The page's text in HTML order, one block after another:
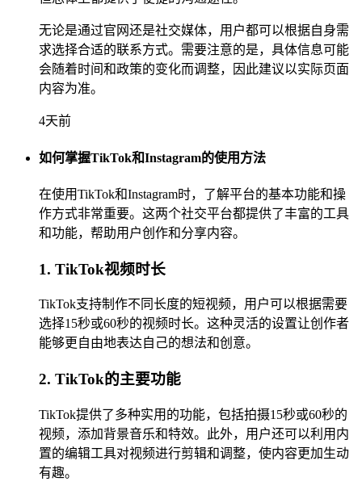
无论是通过官网还是社交媒体，用户都可以根据自身需
求选择合适的联系方式。需要注意的是，具体信息可能
会随着时间和政策的变化而调整，因此建议以实际页面
内容为准。
4天前
如何掌握TikTok和Instagram的使用方法
在使用TikTok和Instagram时，了解平台的基本功能和操
作方式非常重要。这两个社交平台都提供了丰富的工具
和功能，帮助用户创作和分享内容。
1. TikTok视频时长
TikTok支持制作不同长度的短视频，用户可以根据需要
选择15秒或60秒的视频时长。这种灵活的设置让创作者
能够更自由地表达自己的想法和创意。
2. TikTok的主要功能
TikTok提供了多种实用的功能，包括拍摄15秒或60秒的
视频，添加背景音乐和特效。此外，用户还可以利用内
置的编辑工具对视频进行剪辑和调整，使内容更加生动
有趣。